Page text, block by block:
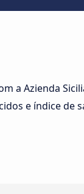
a Azienda
e índice de